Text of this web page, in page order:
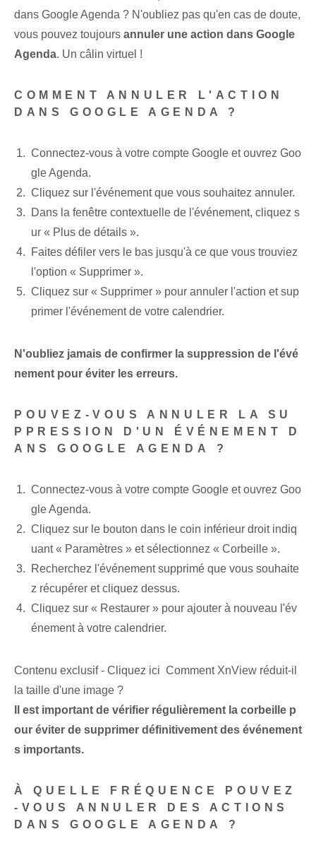
dans Google Agenda ? N'oubliez pas qu'en cas de doute,
vous pouvez toujours annuler une action dans Google
Agenda. Un câlin virtuel !
COMMENT ANNULER L'ACTION
DANS GOOGLE AGENDA ?
Connectez-vous à votre compte Google et ouvrez Goo
gle Agenda.
Cliquez sur l'événement que vous souhaitez annuler.
Dans la fenêtre contextuelle de l'événement, cliquez s
ur « Plus de détails ».
Faites défiler vers le bas jusqu'à ce que vous trouviez
l'option « Supprimer ».
Cliquez sur « Supprimer » pour annuler l'action et sup
primer l'événement de votre calendrier.
N'oubliez jamais de confirmer la suppression de l'évé
nement pour éviter les erreurs.
POUVEZ-VOUS ANNULER LA SU
PPRESSION D'UN ÉVÉNEMENT D
ANS GOOGLE AGENDA ?
Connectez-vous à votre compte Google et ouvrez Goo
gle Agenda.
Cliquez sur le bouton dans le coin inférieur droit indiq
uant « Paramètres » et sélectionnez « Corbeille ».
Recherchez l'événement supprimé que vous souhaite
z récupérer et cliquez dessus.
Cliquez sur « Restaurer » pour ajouter à nouveau l'év
énement à votre calendrier.
Contenu exclusif - Cliquez ici Comment XnView réduit-il
la taille d'une image ?
Il est important de vérifier régulièrement la corbeille p
our éviter de supprimer définitivement des événement
s importants.
À QUELLE FRÉQUENCE POUVEZ
-VOUS ANNULER DES ACTIONS
DANS GOOGLE AGENDA ?